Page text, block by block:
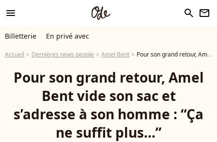
menu search newsletter
Billetterie En privé avec
Accueil Dernières news people Amel Bent Pour son grand retour, Amel Bent vide son sac et s’adresse à son homme : “Ça ne suffit plus…”
Pour son grand retour, Amel
Bent vide son sac et
s’adresse à son homme : “Ça
ne suffit plus…”